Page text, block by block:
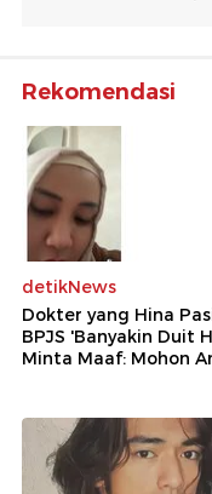
Rekomendasi
detikNews
Dokter yang Hina
BPJS 'Banyakin Duit
Minta Maaf: Mohon